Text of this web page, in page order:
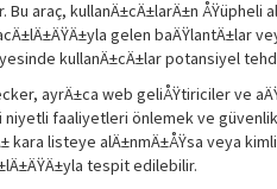
Bu araç, kullanÄ±cÄ±larÄ±n
gelen baÄŸlantÄ±lar
kullanÄ±cÄ±lar potansiyel
ayrÄ±ca web geliÅŸtiriciler ve
faaliyetleri önlemek ve
kara listeye alÄ±nmÄ±ÅŸsa veya
tespit edilebilir.